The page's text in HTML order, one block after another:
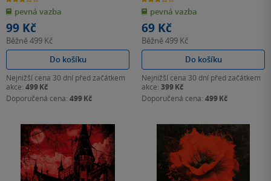
z
5
hvězdiček
pevná vazba
99 Kč
Běžně499 Kč
Do košíku
Nejnižší cena 30 dní před začátkem
akce: 499 Kč
Doporučená cena: 499 Kč
z
5
hvězdiček
pevná vazba
69 Kč
Běžně499 Kč
Do košíku
Nejnižší cena 30 dní před začátkem
akce: 399 Kč
Doporučená cena: 499 Kč